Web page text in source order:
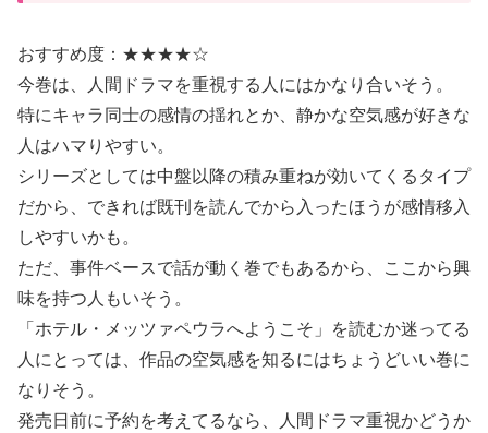
おすすめ度：★★★★☆
今巻は、人間ドラマを重視する人にはかなり合いそう。
特にキャラ同士の感情の揺れとか、静かな空気感が好きな
人はハマりやすい。
シリーズとしては中盤以降の積み重ねが効いてくるタイプ
だから、できれば既刊を読んでから入ったほうが感情移入
しやすいかも。
ただ、事件ベースで話が動く巻でもあるから、ここから興
味を持つ人もいそう。
「ホテル・メッツァペウラへようこそ」を読むか迷ってる
人にとっては、作品の空気感を知るにはちょうどいい巻に
なりそう。
発売日前に予約を考えてるなら、人間ドラマ重視かどうか